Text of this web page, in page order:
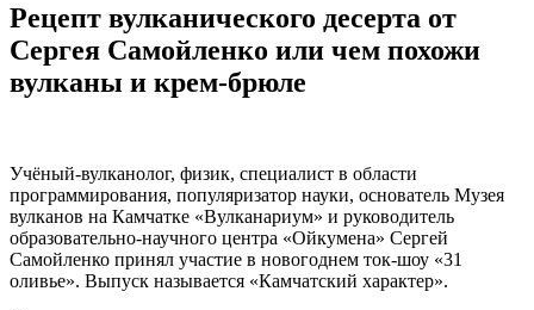
Рецепт вулканического десерта от
Сергея Самойленко или чем похожи
вулканы и крем-брюле
Учёный-вулканолог, физик, специалист в области
программирования, популяризатор науки, основатель Музея
вулканов на Камчатке «Вулканариум» и руководитель
образовательно-научного центра «Ойкумена» Сергей
Самойленко принял участие в новогоднем ток-шоу «31
оливье». Выпуск называется «Камчатский характер».